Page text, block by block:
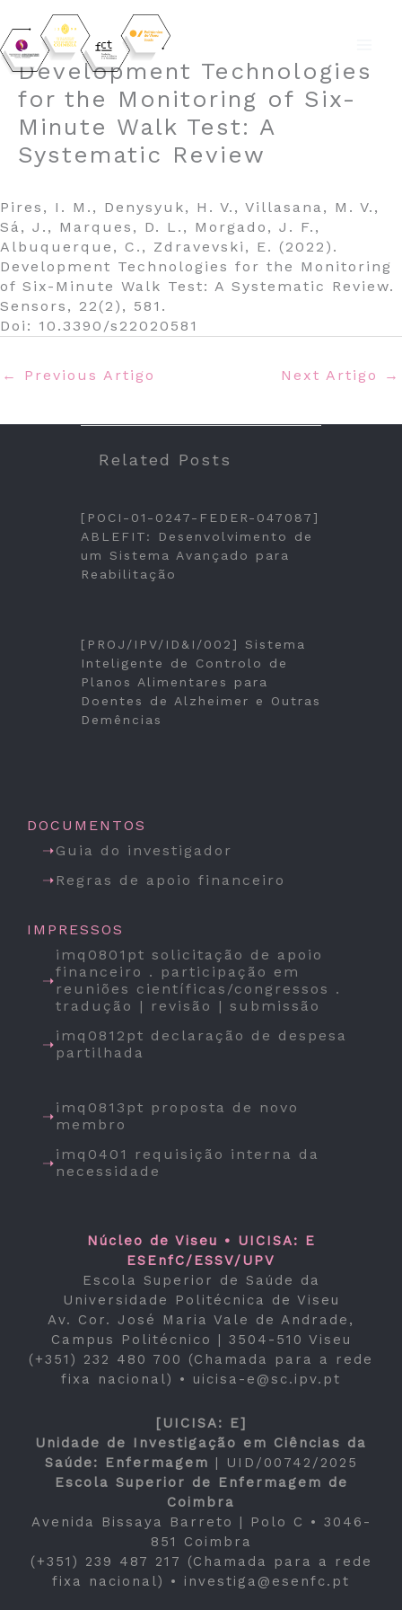
Skip
content
Development Technologies
for the Monitoring of Six-
Minute Walk Test: A
Systematic Review
Pires, I. M., Denysyuk, H. V., Villasana, M. V.,
Sá, J., Marques, D. L., Morgado, J. F.,
Albuquerque, C., Zdravevski, E. (2022).
Development Technologies for the Monitoring
of Six-Minute Walk Test: A Systematic Review.
Sensors, 22(2), 581.
Doi: 10.3390/s22020581
← Previous Artigo Next Artigo →
Related Posts
[POCI-01-0247-FEDER-047087]
ABLEFIT: Desenvolvimento de
um Sistema Avançado para
Reabilitação
[PROJ/IPV/ID&I/002] Sistema
Inteligente de Controlo de
Planos Alimentares para
Doentes de Alzheimer e Outras
Demências
DOCUMENTOS
Guia do investigador
Regras de apoio financeiro
IMPRESSOS
imq0801pt solicitação de apoio
financeiro . participação em
reuniões científicas/congressos .
tradução | revisão | submissão
imq0812pt declaração de despesa
partilhada
imq0813pt proposta de novo
membro
imq0401 requisição interna da
necessidade
Núcleo de Viseu • UICISA: E
ESEnfC/ESSV/UPV
Escola Superior de Saúde da
Universidade Politécnica de Viseu
Av. Cor. José Maria Vale de Andrade,
Campus Politécnico | 3504-510 Viseu
(+351) 232 480 700 (Chamada para a rede
fixa nacional) • uicisa-e@sc.ipv.pt
[UICISA: E]
Unidade de Investigação em Ciências da
Saúde: Enfermagem |
UID/00742/2025
Escola Superior de Enfermagem de
Coimbra
Avenida Bissaya Barreto | Polo C • 3046-
851 Coimbra
(+351) 239 487 217 (Chamada para a rede
fixa nacional) • investiga@esenfc.pt